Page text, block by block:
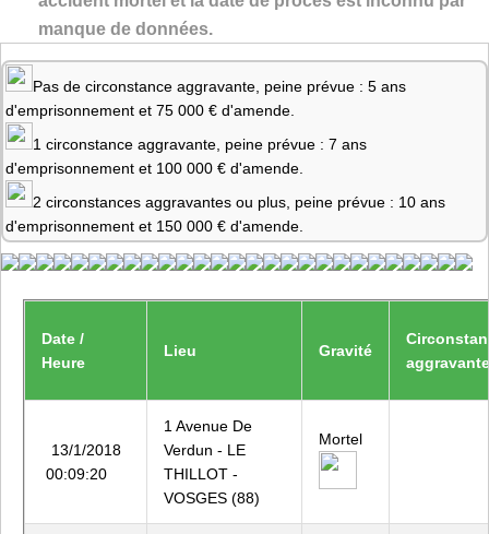
manque de données.
Pas de circonstance aggravante, peine prévue : 5 ans
d'emprisonnement et 75 000 € d'amende.
1 circonstance aggravante, peine prévue : 7 ans
d'emprisonnement et 100 000 € d'amende.
2 circonstances aggravantes ou plus, peine prévue : 10 ans
d'emprisonnement et 150 000 € d'amende.
Date /
Heure
Lieu Gravité
13/1/2018
00:09:20
1 Avenue De
Verdun - LE
THILLOT -
VOSGES (88)
Mortel